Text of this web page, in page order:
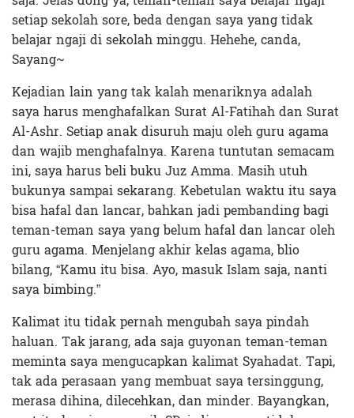
setiap sekolah sore, beda dengan saya yang tidak
belajar ngaji di sekolah minggu. Hehehe, canda,
Sayang~
Kejadian lain yang tak kalah menariknya adalah
saya harus menghafalkan Surat Al-Fatihah dan Surat
Al-Ashr. Setiap anak disuruh maju oleh guru agama
dan wajib menghafalnya. Karena tuntutan semacam
ini, saya harus beli buku Juz Amma. Masih utuh
bukunya sampai sekarang. Kebetulan waktu itu saya
bisa hafal dan lancar, bahkan jadi pembanding bagi
teman-teman saya yang belum hafal dan lancar oleh
guru agama. Menjelang akhir kelas agama, blio
bilang, “Kamu itu bisa. Ayo, masuk Islam saja, nanti
saya bimbing.”
Kalimat itu tidak pernah mengubah saya pindah
haluan. Tak jarang, ada saja guyonan teman-teman
meminta saya mengucapkan kalimat Syahadat. Tapi,
tak ada perasaan yang membuat saya tersinggung,
merasa dihina, dilecehkan, dan minder. Bayangkan,